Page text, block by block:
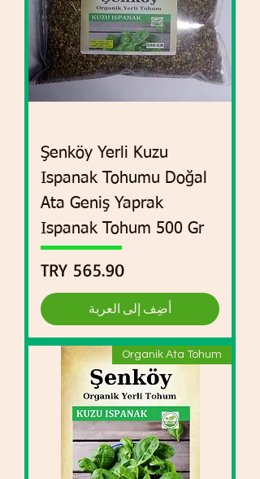
Şenköy Yerli Kuzu
Ispanak Tohumu Doğal
Ata Geniş Yaprak
Ispanak Tohum 500 Gr
السعر
أضِف إلى العربة
Organik Ata Tohum